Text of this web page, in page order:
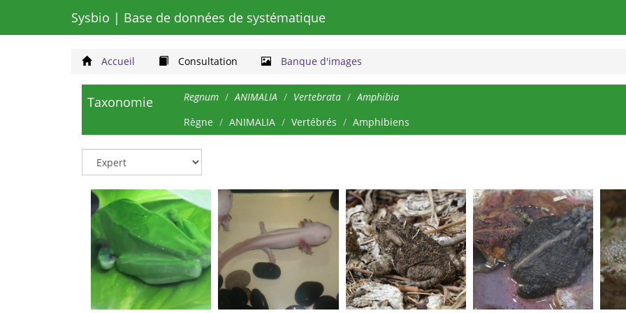
Sysbio | Base de données de systématique
Accueil Consultation Banque d'images
Taxonomie Regnum ANIMALIA Vertebrata
Amphibia
Règne
ANIMALIA Vertébrés Amphibiens